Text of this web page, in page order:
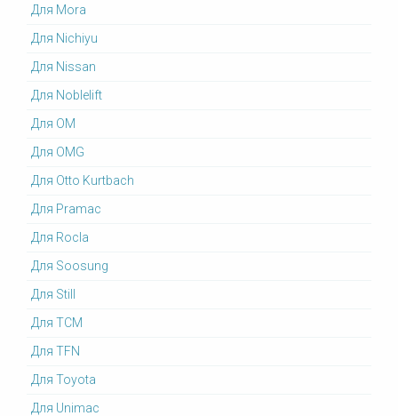
Для Mora
Для Nichiyu
Для Nissan
Для Noblelift
Для OM
Для OMG
Для Otto Kurtbach
Для Pramac
Для Rocla
Для Soosung
Для Still
Для TCM
Для TFN
Для Toyota
Для Unimac